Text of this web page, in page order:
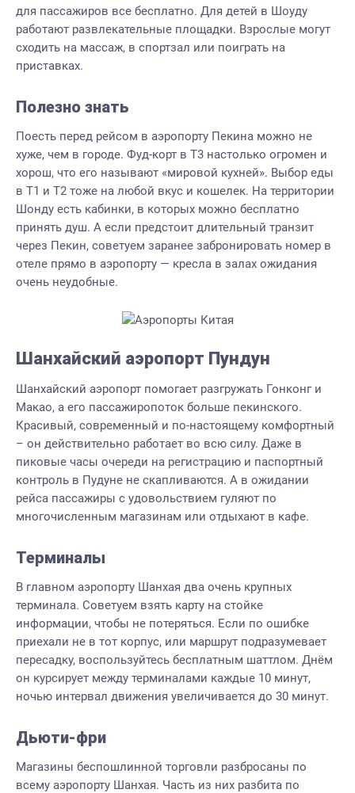
для пассажиров все бесплатно. Для детей в Шоуду
работают развлекательные площадки. Взрослые могут
сходить на массаж, в спортзал или поиграть на
приставках.
Полезно знать
Поесть перед рейсом в аэропорту Пекина можно не
хуже, чем в городе. Фуд-корт в Т3 настолько огромен и
хорош, что его называют «мировой кухней». Выбор еды
в Т1 и Т2 тоже на любой вкус и кошелек. На территории
Шонду есть кабинки, в которых можно бесплатно
принять душ. А если предстоит длительный транзит
через Пекин, советуем заранее забронировать номер в
отеле прямо в аэропорту — кресла в залах ожидания
очень неудобные.
Шанхайский аэропорт Пундун
Шанхайский аэропорт помогает разгружать Гонконг и
Макао, а его пассажиропоток больше пекинского.
Красивый, современный и по-настоящему комфортный
– он действительно работает во всю силу. Даже в
пиковые часы очереди на регистрацию и паспортный
контроль в Пудуне не скапливаются. А в ожидании
рейса пассажиры с удовольствием гуляют по
многочисленным магазинам или отдыхают в кафе.
Терминалы
В главном аэропорту Шанхая два очень крупных
терминала. Советуем взять карту на стойке
информации, чтобы не потеряться. Если по ошибке
приехали не в тот корпус, или маршрут подразумевает
пересадку, воспользуйтесь бесплатным шаттлом. Днём
он курсирует между терминалами каждые 10 минут,
ночью интервал движения увеличивается до 30 минут.
Дьюти-фри
Магазины беспошлинной торговли разбросаны по
всему аэропорту Шанхая. Часть из них разбита по